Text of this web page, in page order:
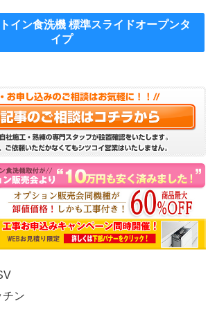
イン食洗機 標準スライドオープンタ
イプ
チン